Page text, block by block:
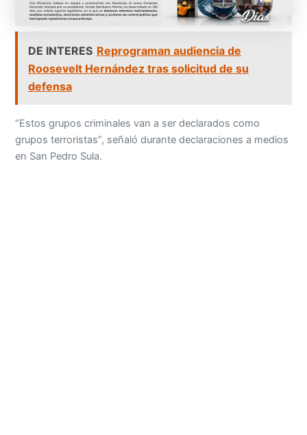
DE INTERES Reprograman audiencia de
Roosevelt Hernández tras solicitud de su
defensa
“Estos grupos criminales van a ser declarados como
grupos terroristas”, señaló durante declaraciones a medios
en San Pedro Sula.